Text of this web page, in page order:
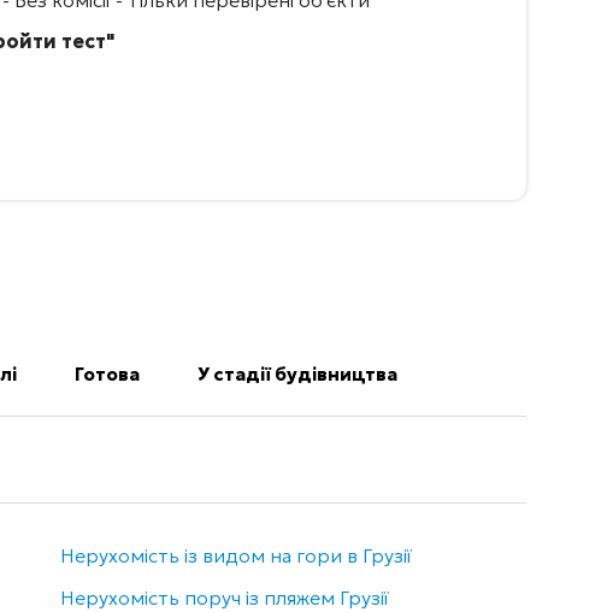
тест"
Готова У стадії будівництва
Нерухомість із видом на гори в Грузії
Нерухомість поруч із пляжем Грузії